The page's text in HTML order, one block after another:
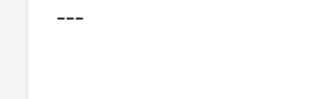
---